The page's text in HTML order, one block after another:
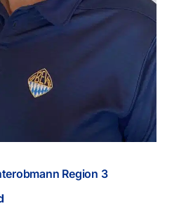
Region 3